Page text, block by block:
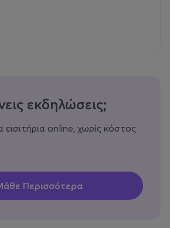
εκδηλώσεις;
online, χωρίς κόστος